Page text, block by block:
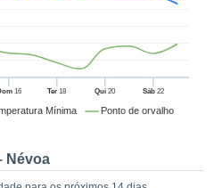
Mínima Ponto de orvalho
16 Ter 18 Qui 20 Sáb22
Névoa